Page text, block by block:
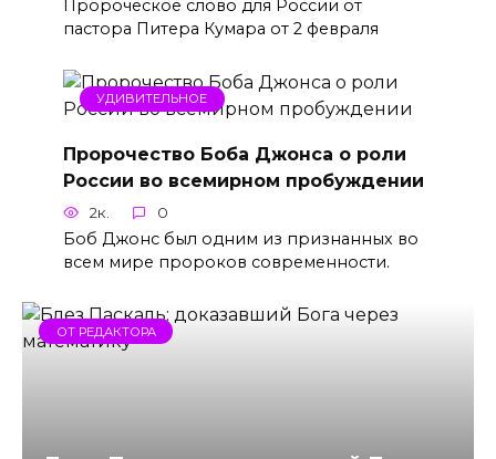
Пророческое слово для России от
пастора Питера Кумара от 2 февраля
УДИВИТЕЛЬНОЕ
Пророчество Боба Джонса о роли
России во всемирном пробуждении
2к. 0
Боб Джонс был одним из признанных во
всем мире пророков современности.
ОТ РЕДАКТОРА